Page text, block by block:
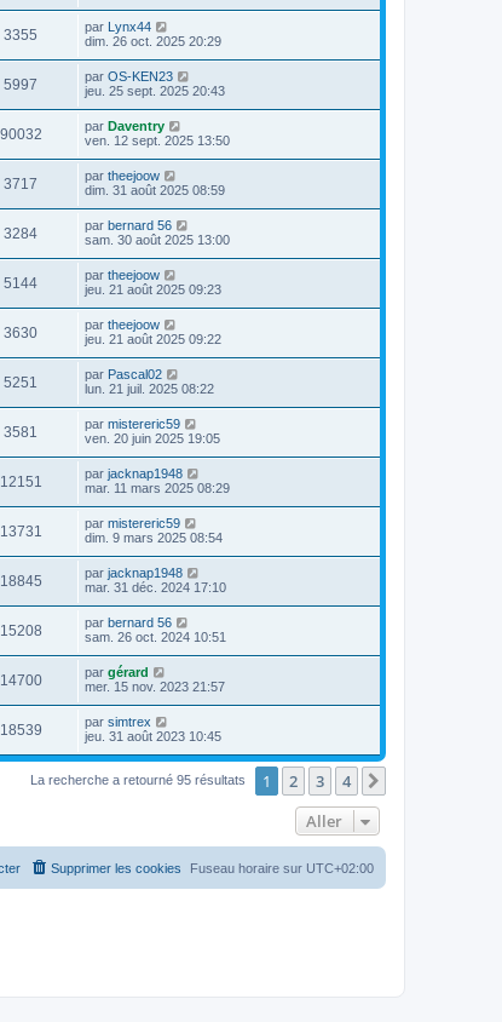
3355 par Lynx44
dim. 26 oct. 2025 20:29
5997 par OS-KEN23
jeu. 25 sept. 2025 20:43
90032 par Daventry
ven. 12 sept. 2025 13:50
3717 par theejoow
dim. 31 août 2025 08:59
3284 par bernard 56
sam. 30 août 2025 13:00
5144 par theejoow
jeu. 21 août 2025 09:23
3630 par theejoow
jeu. 21 août 2025 09:22
5251 par Pascal02
lun. 21 juil. 2025 08:22
3581 par mistereric59
ven. 20 juin 2025 19:05
12151 par jacknap1948
mar. 11 mars 2025 08:29
13731 par mistereric59
dim. 9 mars 2025 08:54
18845 par jacknap1948
mar. 31 déc. 2024 17:10
15208 par bernard 56
sam. 26 oct. 2024 10:51
14700 par gérard
mer. 15 nov. 2023 21:57
18539 par simtrex
jeu. 31 août 2023 10:45
La recherche a retourné 95 résultats 1 2 3 4
Aller
Fuseau horaire sur UTC+02:00
Supprimer les cookies